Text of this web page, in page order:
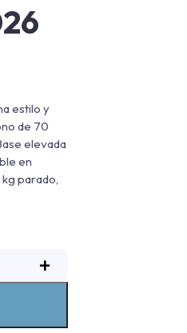
estilo y
de 70
elevada
en
parado,
+